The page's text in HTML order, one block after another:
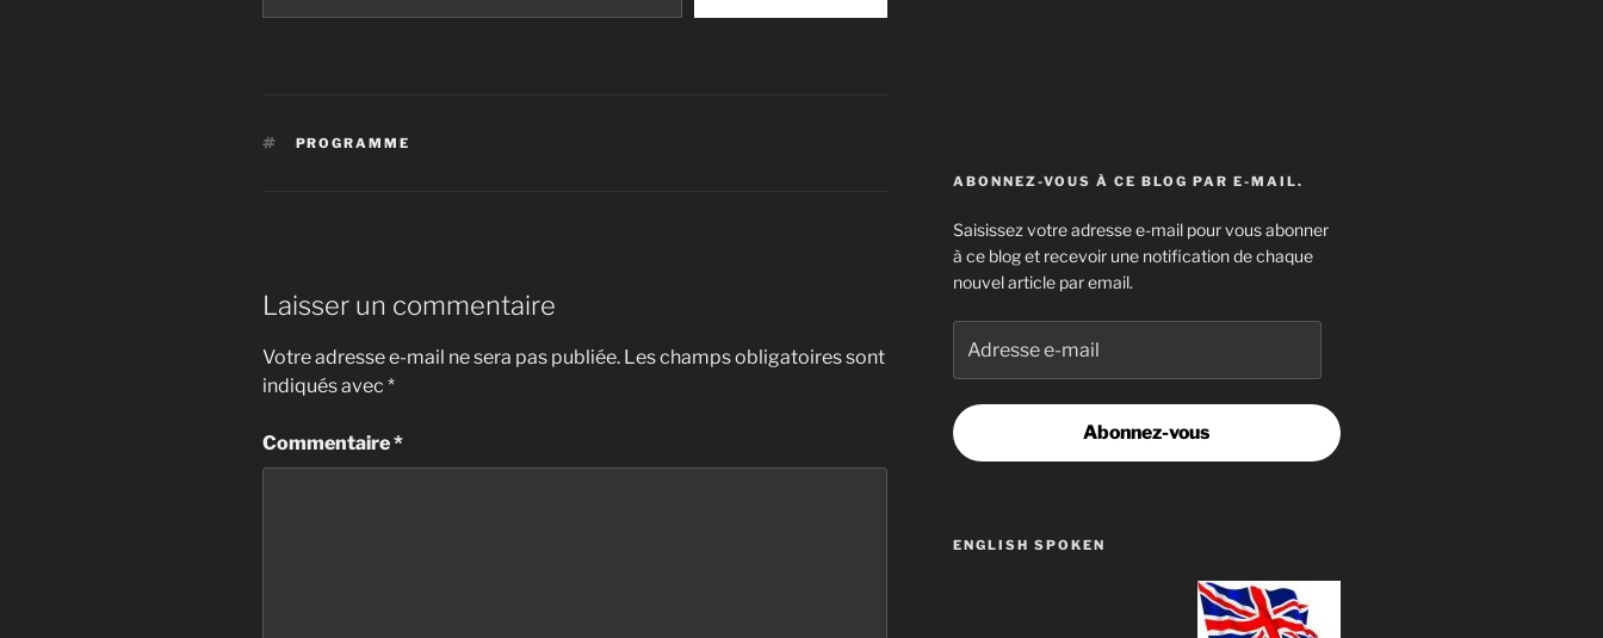
ÉTIQUETTES
PROGRAMME
Laisser un commentaire
Votre adresse e-mail ne sera pas publiée. Les champs obligatoires sont
indiqués avec *
Commentaire*
ABONNEZ-VOUS À CE BLOG PAR E-MAIL.
Saisissez votre adresse e-mail pour vous abonner
à ce blog et recevoir une notification de chaque
nouvel article par email.
mail
Abonnez-vous
ENGLISH SPOKEN